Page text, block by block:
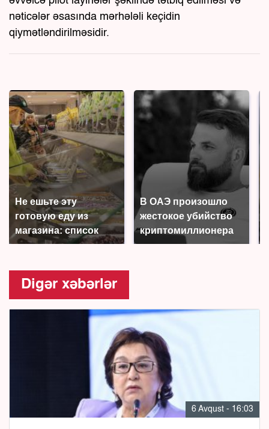
nəticələr əsasında mərhələli keçidin
qiymətləndirilməsidir.
Не ешьте эту
готовую еду из
магазина: список
В ОАЭ произошло
жестокое убийство
криптомиллионера
Digər xəbərlər
6 Avqust - 16:03